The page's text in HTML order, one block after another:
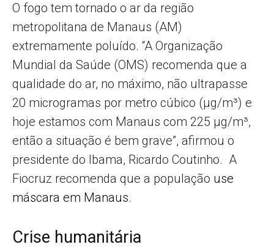
O fogo tem tornado o ar da região
metropolitana de Manaus (AM)
extremamente poluído. “A Organização
Mundial da Saúde (OMS) recomenda que a
qualidade do ar, no máximo, não ultrapasse
20 microgramas por metro cúbico (µg/m³) e
hoje estamos com Manaus com 225 µg/m³,
então a situação é bem grave”, afirmou o
presidente do Ibama, Ricardo Coutinho. A
Fiocruz recomenda que a população use
máscara em Manaus.
Crise humanitária